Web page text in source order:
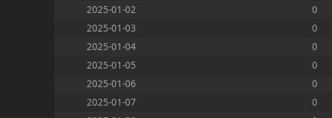
2025-01-02
0
2025-01-03
0
2025-01-04
0
2025-01-05
0
2025-01-06
0
2025-01-07
0